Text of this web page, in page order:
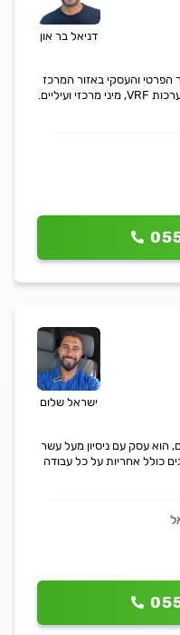
דניאל בר און
הפרטי והעסקי באזור המרכז
והשרון בניהול דניאל בר-און. מתמחים במערכות VRF, מיני מרכזי ועיליים.
ישראל שלום
הוא עסק עם ניסיון מעל עשר
כולל אחריות על כל עבודה